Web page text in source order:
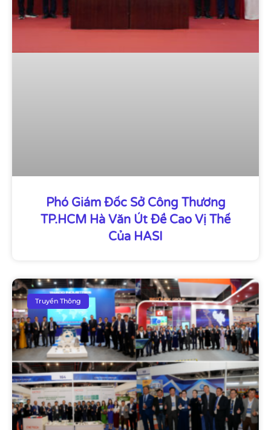
Phó Giám Đốc Sở Công Thương
TP.HCM Hà Văn Út Đề Cao Vị Thế
Của HASI
Truyền Thông